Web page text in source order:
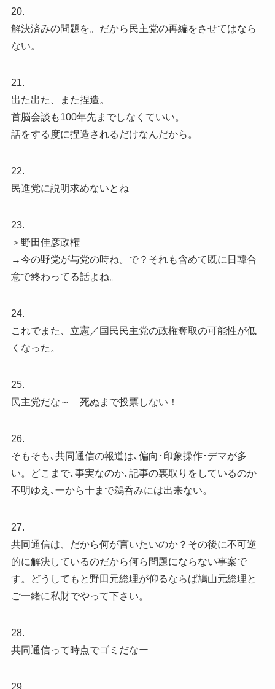
20.
解決済みの問題を。だから民主党の再編をさせてはなら
ない。
21.
出た出た、また捏造。
首脳会談も100年先までしなくていい。
話をする度に捏造されるだけなんだから。
22.
民進党に説明求めないとね
23.
＞野田佳彦政権
→今の野党が与党の時ね。で？それも含めて既に日韓合
意で終わってる話よね。
24.
これでまた、立憲／国民民主党の政権奪取の可能性が低
くなった。
25.
民主党だな～ 死ぬまで投票しない！
26.
そもそも､共同通信の報道は､偏向･印象操作･デマが多
い。どこまで､事実なのか､記事の裏取りをしているのか
不明ゆえ､一から十まで鵜呑みには出来ない。
27.
共同通信は、だから何が言いたいのか？その後に不可逆
的に解決しているのだから何ら問題にならない事案で
す。どうしてもと野田元総理が仰るならば鳩山元総理と
ご一緒に私財でやって下さい。
28.
共同通信って時点でゴミだなー
29.